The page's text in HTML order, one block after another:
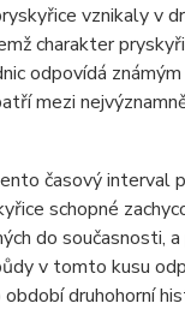
vznikaly v
charakter
odpovídá
mezi
časový
schopné
do
v tomto kusu
druhohorní